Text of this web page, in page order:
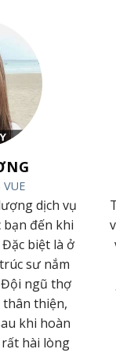
VUE
dịch vụ
bạn đến khi
biệt là ở
sư nắm
ngũ thợ
thiện,
khi hoàn
hài lòng